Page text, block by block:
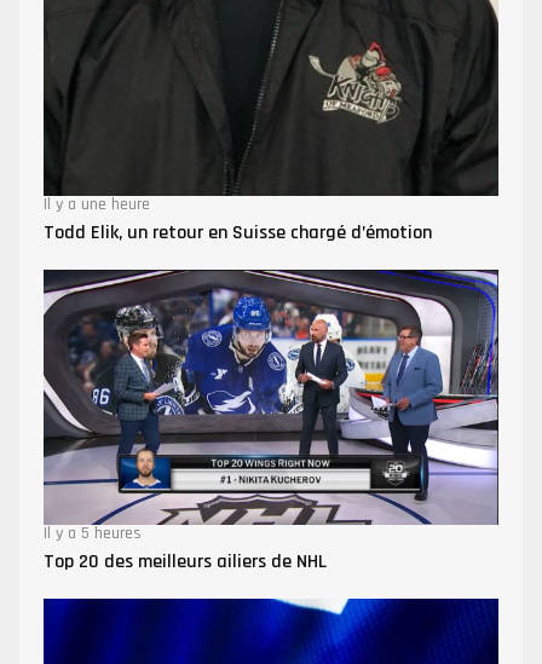
Il y a une heure
Todd Elik, un retour en Suisse chargé d’émotion
Il y a 5 heures
Top 20 des meilleurs ailiers de NHL